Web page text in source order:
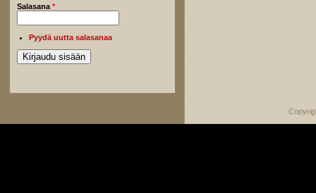
Salasana *
Pyydä uutta salasanaa